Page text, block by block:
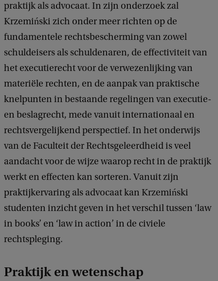
praktijk als advocaat. In zijn onderzoek zal
Krzemiński zich onder meer richten op de
fundamentele rechtsbescherming van zowel
schuldeisers als schuldenaren, de effectiviteit van
het executierecht voor de verwezenlijking van
materiële rechten, en de aanpak van praktische
knelpunten in bestaande regelingen van executie-
en beslagrecht, mede vanuit internationaal en
rechtsvergelijkend perspectief. In het onderwijs
van de Faculteit der Rechtsgeleerdheid is veel
aandacht voor de wijze waarop recht in de praktijk
werkt en effecten kan sorteren. Vanuit zijn
praktijkervaring als advocaat kan Krzemiński
studenten inzicht geven in het verschil tussen ‘law
in books’ en ‘law in action’ in de civiele
rechtspleging.
Praktijk en wetenschap